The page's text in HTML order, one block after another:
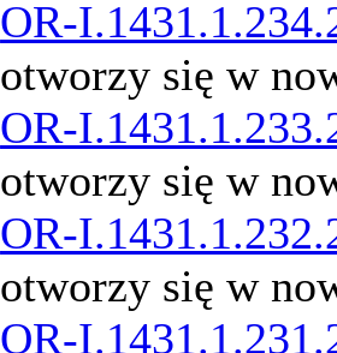
OR-
otworzy się w
OR-
otworzy się w
OR-
otworzy się w
OR-